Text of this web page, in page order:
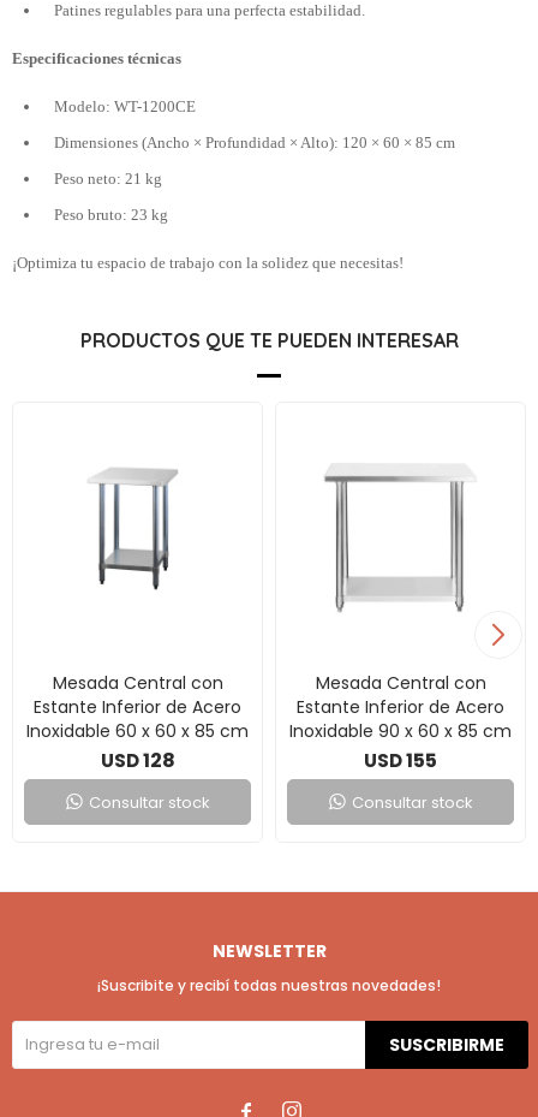
Patines regulables para una perfecta estabilidad.
Especificaciones técnicas
Modelo: WT-1200CE
Dimensiones (Ancho × Profundidad × Alto): 120 × 60 × 85 cm
Peso neto: 21 kg
Peso bruto: 23 kg
¡Optimiza tu espacio de trabajo con la solidez que necesitas!
PRODUCTOS QUE TE PUEDEN INTERESAR
Mesada Central con
Estante Inferior de Acero
Inoxidable 60 x 60 x 85 cm
USD128
Consultar stock
Mesada Central con
Estante Inferior de Acero
Inoxidable 90 x 60 x 85 cm
USD155
Consultar stock
NEWSLETTER
¡Suscribite y recibí todas nuestras novedades!
SUSCRIBIRME
 